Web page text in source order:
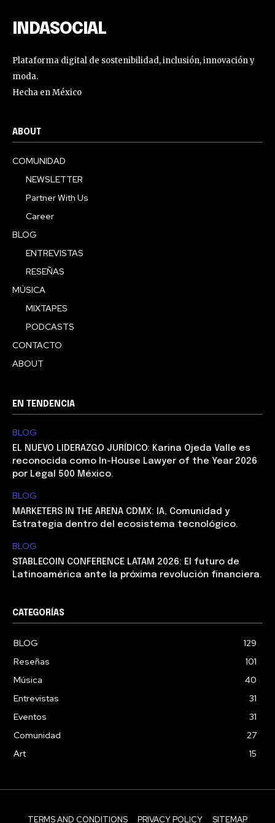
INDASOCIAL
Plataforma digital de sostenibilidad, inclusión, innovación y
moda.
Hecha en México
ABOUT
COMUNIDAD
NEWSLETTER
Partner With Us
Career
BLOG
ENTREVISTAS
RESEÑAS
MÚSICA
MIXTAPES
PODCASTS
CONTACTO
ABOUT
EN TENDENCIA
BLOG
EL NUEVO LIDERAZGO JURÍDICO: Karina Ojeda Valle es
reconocida como In-House Lawyer of the Year 2026
por Legal 500 México.
BLOG
MARKETERS IN THE ARENA CDMX: IA, Comunidad y
Estrategia dentro del ecosistema tecnológico.
BLOG
STABLECOIN CONFERENCE LATAM 2026: El futuro de
Latinoamérica ante la próxima revolución financiera.
CATEGORÍAS
BLOG
129
Reseñas
101
Música
40
Entrevistas
31
Eventos
31
Comunidad
27
Art
15
TERMS AND CONDITIONS PRIVACY POLICY SITEMAP